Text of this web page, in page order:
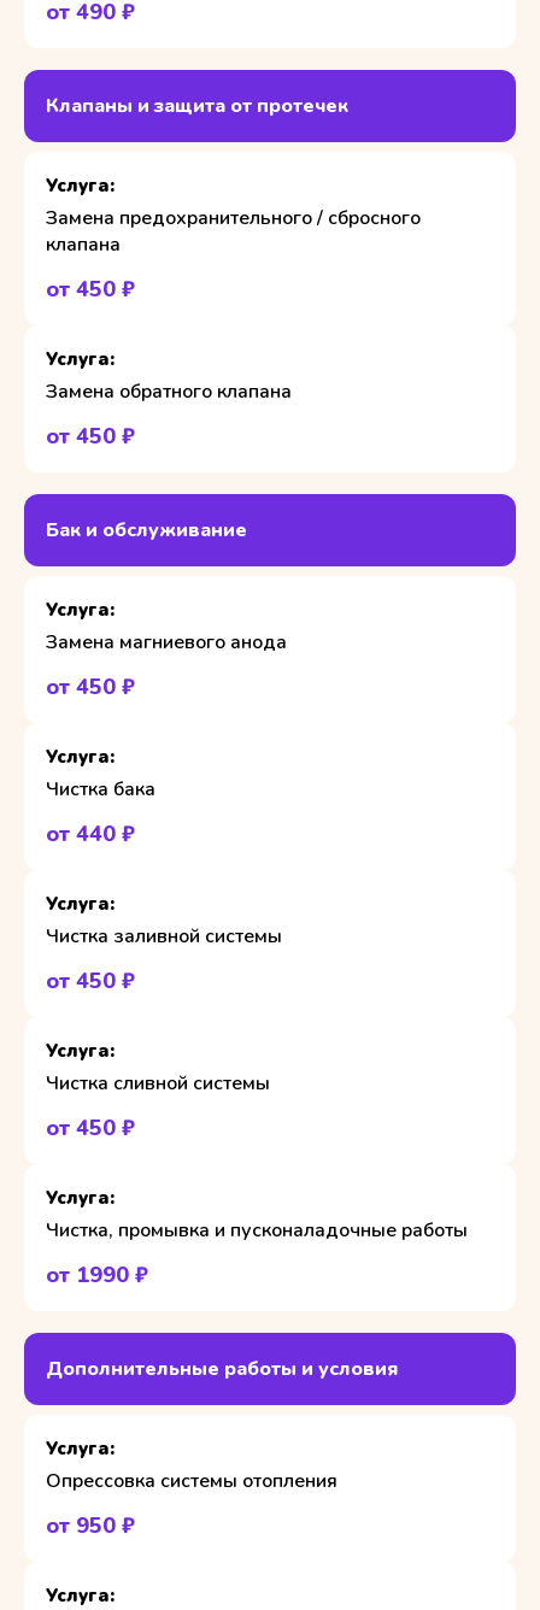
от 490 ₽
Клапаны и защита от протечек
Замена предохранительного / сбросного
клапана
от 450 ₽
Замена обратного клапана
от 450 ₽
Бак и обслуживание
Замена магниевого анода
от 450 ₽
Чистка бака
от 440 ₽
Чистка заливной системы
от 450 ₽
Чистка сливной системы
от 450 ₽
Чистка, промывка и пусконаладочные работы
от 1990 ₽
Дополнительные работы и условия
Опрессовка системы отопления
от 950 ₽